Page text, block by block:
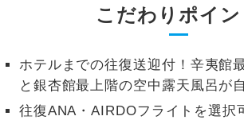
こだわりポイン
ホテルまでの往復送迎付！辛夷館
と銀杏館最上階の空中露天風呂が
往復ANA・AIRDOフライトを選択
ご宿泊ホテルに大浴
全食事付き
全てのお食事が付い
事の心配はいりませ
く）
ご予約方法について
ウェブ限定コースとなりますの
ンター及びカウンターでのお申
ません。